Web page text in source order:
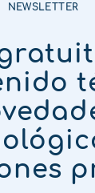
NEWSLETTER